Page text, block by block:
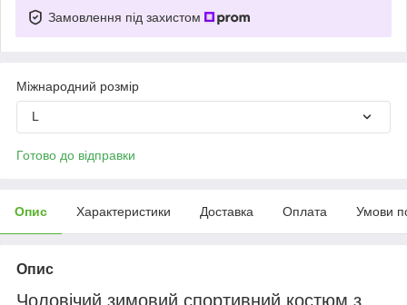
Замовлення під захистом
Міжнародний розмір
L
Готово до відправки
Опис Характеристики Доставка Оплата Умови
Опис
Чоловічий зимовий спортивний костюм з